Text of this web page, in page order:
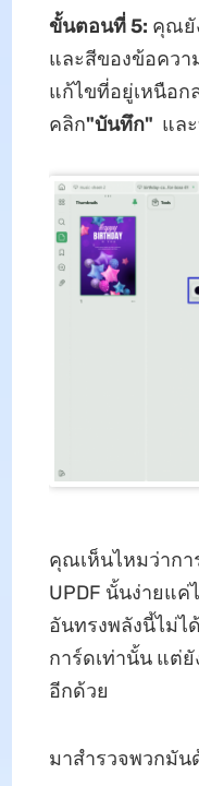
ขั้นตอนที่ 5: คุณยั
และสีของข้อควา
แก้ไขที่อยู่เหนือก
คลิก"บันทึก" แล
คุณเห็นไหมว่ากา
UPDF นั้นง่ายแค่
อันทรงพลังนี้ไม่ไ
การ์ดเท่านั้น แต่
อีกด้วย
มาสำรวจพวกมัน